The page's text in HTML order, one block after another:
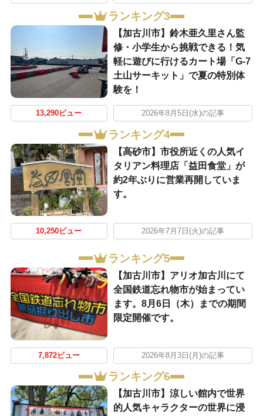
ランキング3
【加古川市】鈴木亜久里さん監
修・小学生から挑戦できる！気
軽に遊びに行けるカート場「G-7
土山サーキット」で夏の特別体
験を！
13,290ビュー 2026年8月5日(水)の記事
ランキング4
【高砂市】市役所近くの人気イ
タリアン料理店「益田食堂」が
約2年ぶりに営業再開していま
す。
10,250ビュー 2026年7月7日(火)の記事
ランキング5
【加古川市】アリオ加古川にて
全国鉄道忘れ物市が始まってい
ます。8月6日（木）までの期間
限定開催です。
7,872ビュー 2026年8月3日(月)の記事
ランキング6
【加古川市】涼しい館内で世界
的人気キャラクターの世界に浸